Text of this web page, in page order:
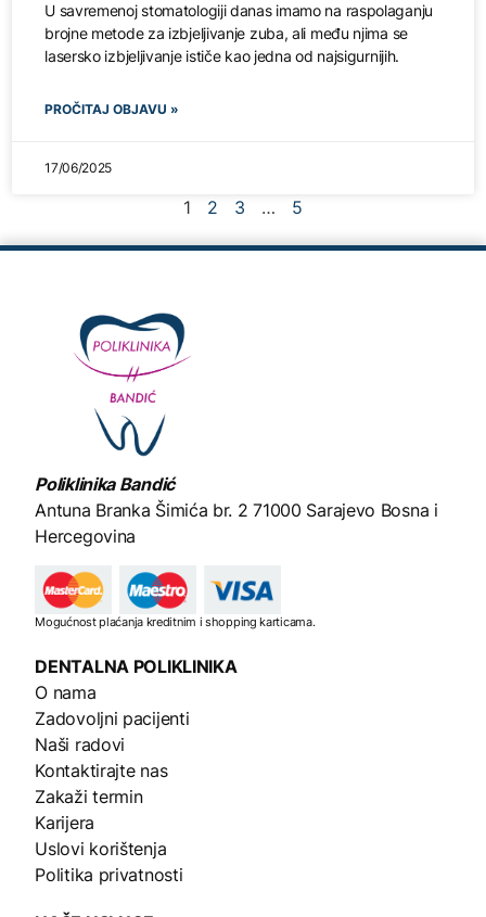
U savremenoj stomatologiji danas imamo na raspolaganju
brojne metode za izbjeljivanje zuba, ali među njima se
lasersko izbjeljivanje ističe kao jedna od najsigurnijih.
PROČITAJ OBJAVU »
17/06/2025
1 2 3 … 5
Poliklinika Bandić
Antuna Branka Šimića br. 2 71000 Sarajevo Bosna i
Hercegovina
Mogućnost plaćanja kreditnim i shopping karticama.
DENTALNA POLIKLINIKA
O nama
Zadovoljni pacijenti
Naši radovi
Kontaktirajte nas
Zakaži termin
Karijera
Uslovi korištenja
Politika privatnosti